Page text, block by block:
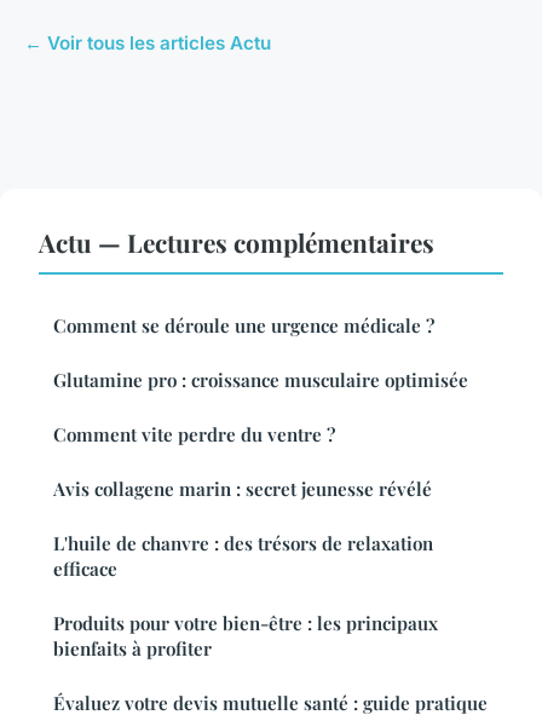
← Voir tous les articles Actu
Actu — Lectures complémentaires
Comment se déroule une urgence médicale ?
Glutamine pro : croissance musculaire optimisée
Comment vite perdre du ventre ?
Avis collagene marin : secret jeunesse révélé
L'huile de chanvre : des trésors de relaxation
efficace
Produits pour votre bien-être : les principaux
bienfaits à profiter
Évaluez votre devis mutuelle santé : guide pratique